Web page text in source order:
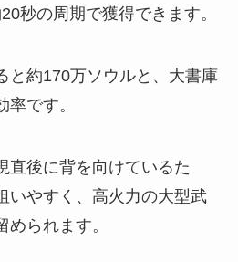
秒の周期で獲得できます。
と約170万ソウルと、大書庫
です。
直後に背を向けているた
いやすく、高火力の大型武
られます。